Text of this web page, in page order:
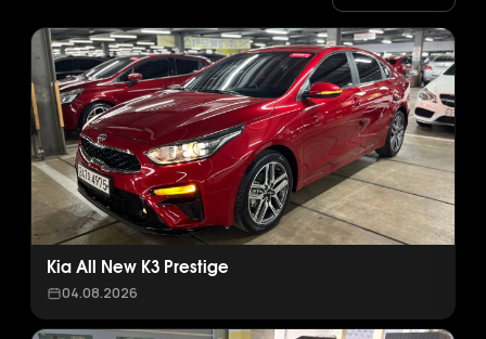
Kia All New K3 Prestige
04.08.2026